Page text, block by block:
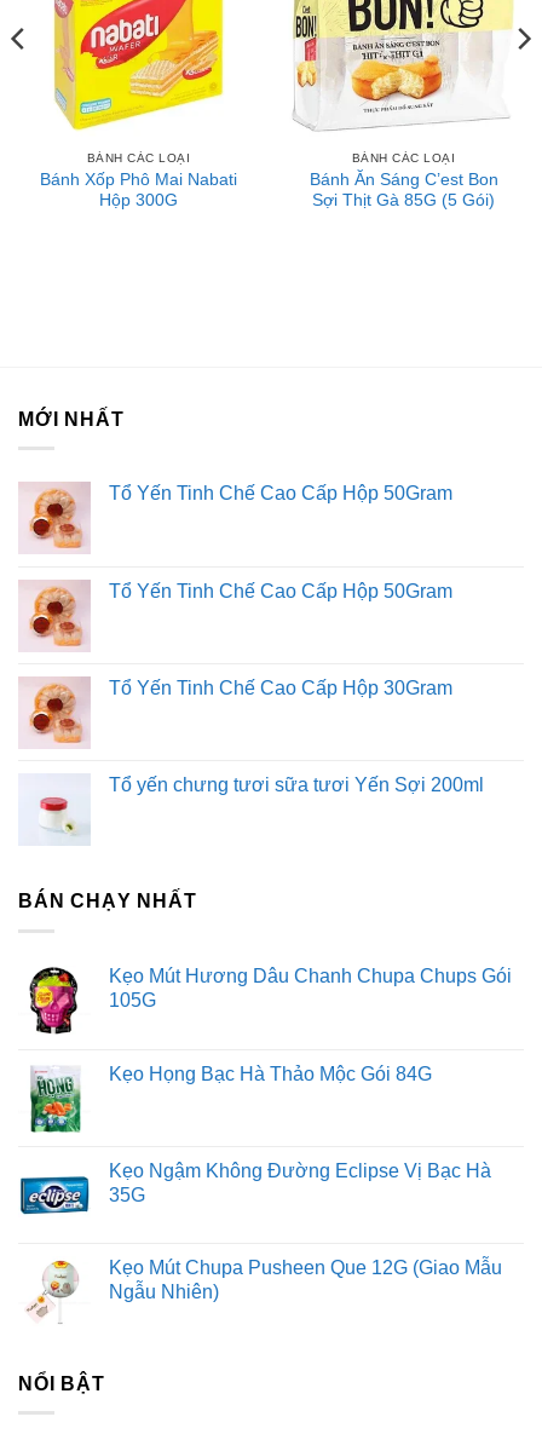
BÁNH CÁC LOẠI
Bánh Xốp Phô Mai Nabati
Hộp 300G
BÁNH CÁC LOẠI
Bánh Ăn Sáng C’est Bon
Sợi Thịt Gà 85G (5 Gói)
MỚI NHẤT
Tổ Yến Tinh Chế Cao Cấp Hộp 50Gram
Tổ Yến Tinh Chế Cao Cấp Hộp 50Gram
Tổ Yến Tinh Chế Cao Cấp Hộp 30Gram
Tổ yến chưng tươi sữa tươi Yến Sợi 200ml
BÁN CHẠY NHẤT
Kẹo Mút Hương Dâu Chanh Chupa Chups Gói
105G
Kẹo Họng Bạc Hà Thảo Mộc Gói 84G
Kẹo Ngậm Không Đường Eclipse Vị Bạc Hà
35G
Kẹo Mút Chupa Pusheen Que 12G (Giao Mẫu
Ngẫu Nhiên)
NỔI BẬT